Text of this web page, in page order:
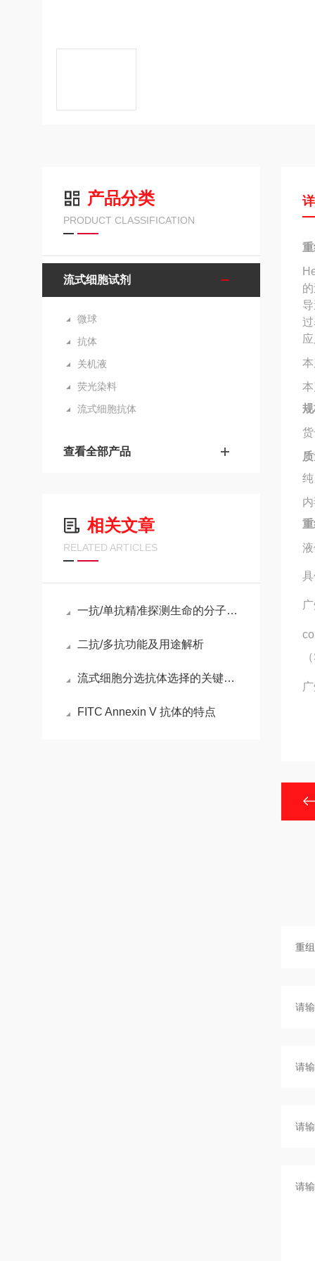
产品分类
PRODUCT CLASSIFICATION
流式细胞试剂
微球
抗体
关机液
荧光染料
流式细胞抗体
查看全部产品
相关文章
RELATED ARTICLES
一抗/单抗精准探测生命的分子探针
二抗/多抗功能及用途解析
流式细胞分选抗体选择的关键要点
FITC Annexin V 抗体的特点